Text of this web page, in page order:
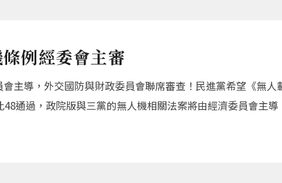
例經委會主審
主導，外交國防與財政委員會聯席審查！民進黨希望《無
通過，政院版與三黨的無人機相關法案將由經濟委員會主導